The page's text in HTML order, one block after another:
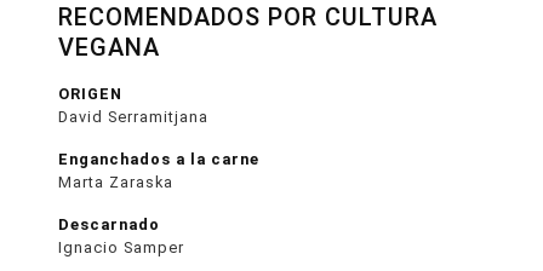
RECOMENDADOS POR CULTURA
VEGANA
ORIGEN
David Serramitjana
Enganchados a la carne
Marta Zaraska
Descarnado
Ignacio Samper